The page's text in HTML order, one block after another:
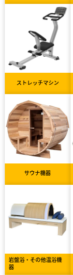
ストレッチマシン
サウナ機器
岩盤浴・その他温浴機
器